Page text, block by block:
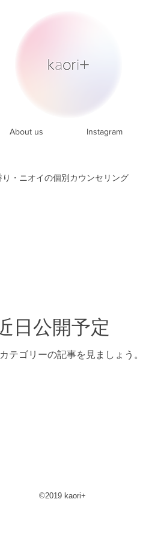
About us Instagram
り・ニオイの個別カウンセリング
日公開予定
テゴリーの記事を見ましょう。
©︎2019 kaori+